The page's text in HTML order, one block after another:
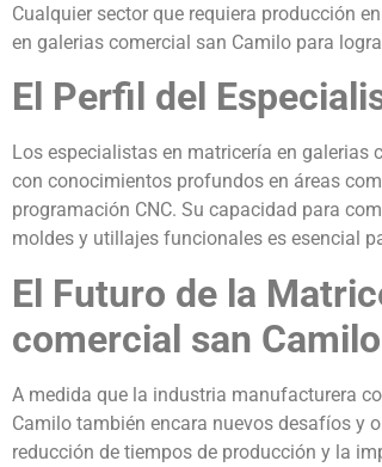
Cualquier sector que requiera producción
en galerias comercial san Camilo para
El Perfil del
Los especialistas en matricería en
con conocimientos profundos en áreas
programación CNC. Su capacidad para
moldes y utillajes funcionales es esencial
El Futuro de la
comercial san Camilo
A medida que la industria manufacturera
Camilo también encara nuevos desafíos y
reducción de tiempos de producción y la